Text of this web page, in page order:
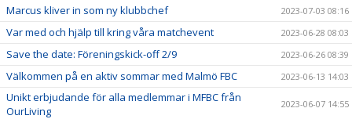
Marcus kliver in som ny klubbchef 2023-07-03 08:16
Var med och hjälp till kring våra matchevent 2023-06-28 08:03
Save the date: Föreningskick-off 2/9 2023-06-26 08:39
Välkommen på en aktiv sommar med Malmö FBC 2023-06-13 14:03
Unikt erbjudande för alla medlemmar i MFBC från
OurLiving
2023-06-07 14:55